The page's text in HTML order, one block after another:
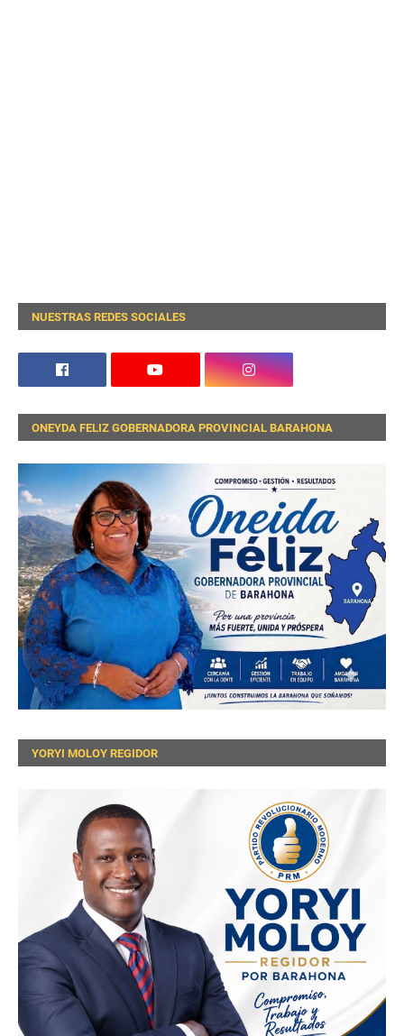
NUESTRAS REDES SOCIALES
ONEYDA FELIZ GOBERNADORA PROVINCIAL BARAHONA
YORYI MOLOY REGIDOR